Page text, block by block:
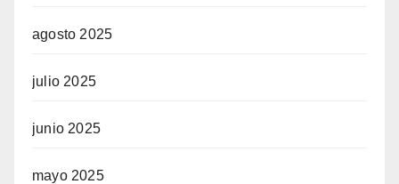
agosto 2025
julio 2025
junio 2025
mayo 2025